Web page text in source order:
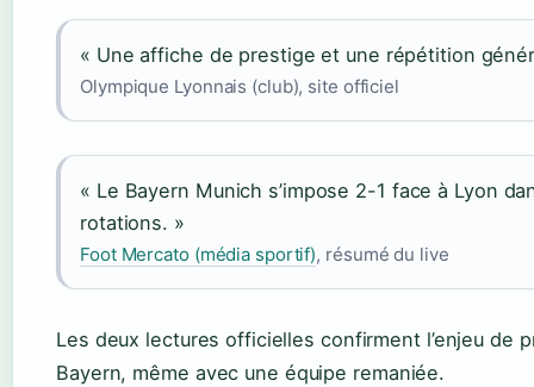
« Une affiche de prestige et une répétition
Olympique Lyonnais (club), site officiel
« Le Bayern Munich s’impose 2-1 face à Lyon
rotations. »
Foot Mercato (média sportif), résumé du live
Les deux lectures officielles confirment l’enjeu de
Bayern, même avec une équipe remaniée.